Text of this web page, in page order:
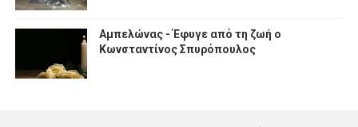
Αμπελώνας - Έφυγε από τη ζωή ο
Κωνσταντίνος Σπυρόπουλος